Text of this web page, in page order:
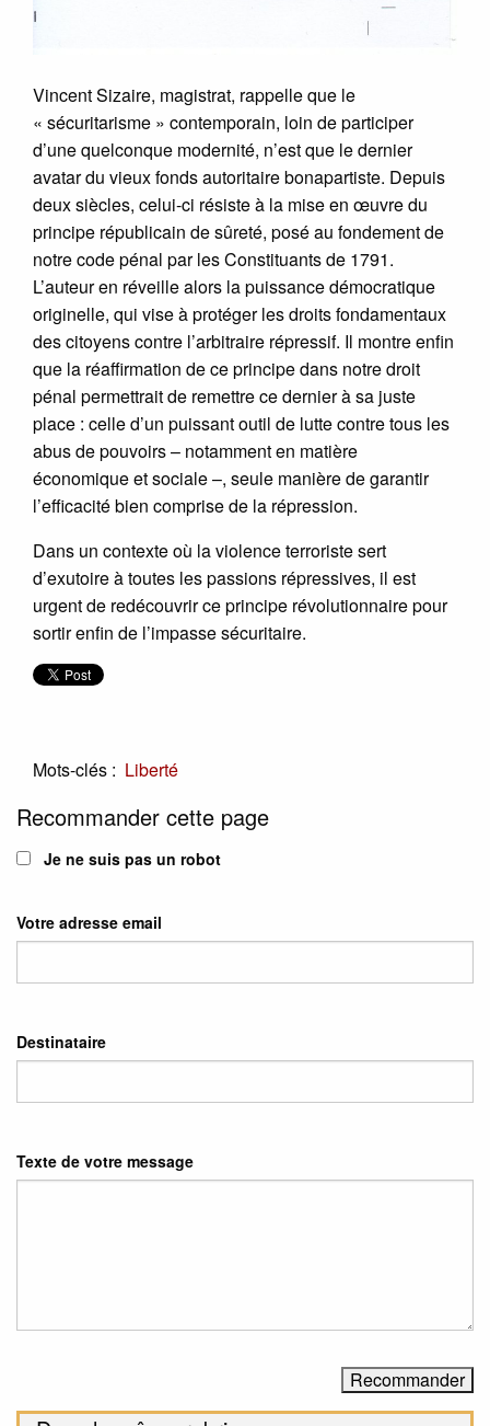
Vincent Sizaire, magistrat, rappelle que le
« sécuritarisme » contemporain, loin de participer
d’une quelconque modernité, n’est que le dernier
avatar du vieux fonds autoritaire bonapartiste. Depuis
deux siècles, celui-ci résiste à la mise en œuvre du
principe républicain de sûreté, posé au fondement de
notre code pénal par les Constituants de 1791.
L’auteur en réveille alors la puissance démocratique
originelle, qui vise à protéger les droits fondamentaux
des citoyens contre l’arbitraire répressif. Il montre enfin
que la réaffirmation de ce principe dans notre droit
pénal permettrait de remettre ce dernier à sa juste
place : celle d’un puissant outil de lutte contre tous les
abus de pouvoirs – notamment en matière
économique et sociale –, seule manière de garantir
l’efficacité bien comprise de la répression.
Dans un contexte où la violence terroriste sert
d’exutoire à toutes les passions répressives, il est
urgent de redécouvrir ce principe révolutionnaire pour
sortir enfin de l’impasse sécuritaire.
Mots-clés : Liberté
Recommander cette page
Je ne suis pas un robot
Votre adresse email
Destinataire
Texte de votre message